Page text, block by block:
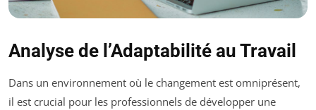
Analyse de l’Adaptabilité au Travail
Dans un environnement où le changement est omniprésent,
il est crucial pour les professionnels de développer une